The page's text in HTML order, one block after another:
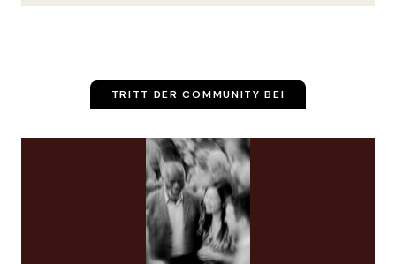
TRITT DER COMMUNITY BEI